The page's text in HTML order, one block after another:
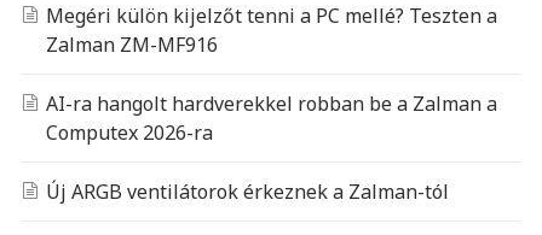
Megéri külön kijelzőt tenni a PC mellé? Teszten a
Zalman ZM-MF916
AI-ra hangolt hardverekkel robban be a Zalman a
Computex 2026-ra
Új ARGB ventilátorok érkeznek a Zalman-tól